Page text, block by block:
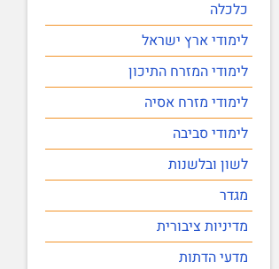
כלכלה
לימודי ארץ ישראל
לימודי המזרח התיכון
לימודי מזרח אסיה
לימודי סביבה
לשון ובלשנות
מגדר
מדיניות ציבורית
מדעי הדתות